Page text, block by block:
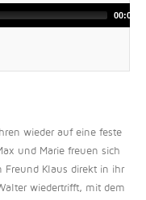
00:00
wieder auf eine feste
und Marie freuen sich
Klaus direkt in ihr
wiedertrifft, mit dem